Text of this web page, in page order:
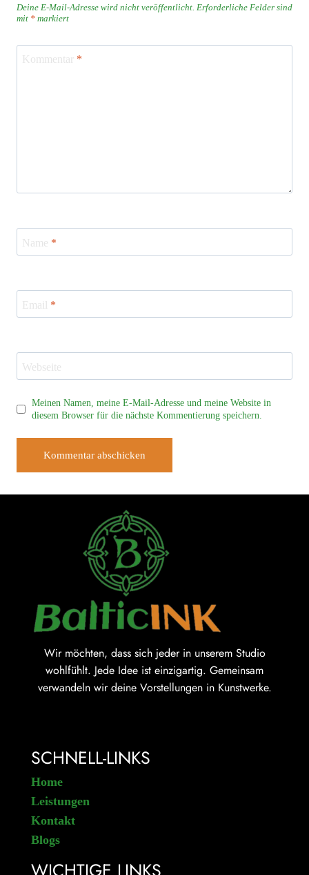
Deine E-Mail-Adresse wird nicht veröffentlicht. Erforderliche Felder sind
mit * markiert
Kommentar *
Name *
Email *
Webseite
Meinen Namen, meine E-Mail-Adresse und meine Website in
diesem Browser für die nächste Kommentierung speichern.
Wir möchten, dass sich jeder in unserem Studio
wohlfühlt. Jede Idee ist einzigartig. Gemeinsam
verwandeln wir deine Vorstellungen in Kunstwerke.
SCHNELL-LINKS
Home
Leistungen
Kontakt
Blogs